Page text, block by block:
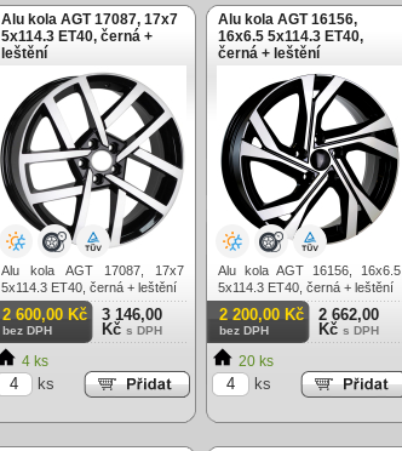
Alu kola AGT 17087, 17x7
5x114.3 ET40, černá +
leštění
Alu kola AGT 17087, 17x7
5x114.3 ET40, černá + leštění
2 600,00 Kč
bez DPH
3 146,00
Kč s DPH
4 ks
ks
Alu kola AGT 16156,
16x6.5 5x114.3 ET40,
černá + leštění
Alu kola AGT 16156, 16x6.5
5x114.3 ET40, černá + leštění
2 200,00 Kč
bez DPH
2 662,00
Kč s DPH
20 ks
ks